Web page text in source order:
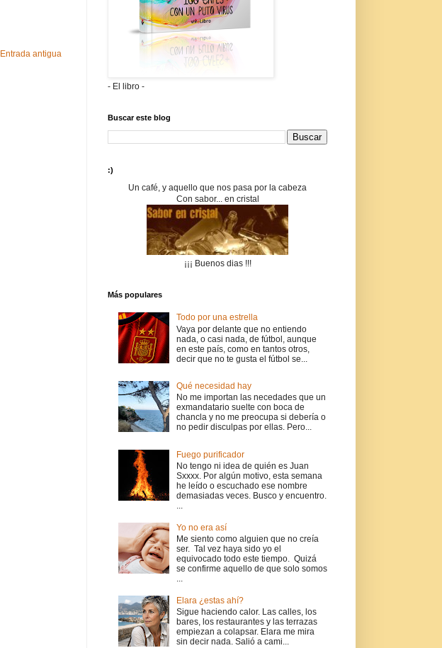
Entrada antigua
- El libro -
Buscar este blog
:)
Un café, y aquello que nos pasa por la cabeza
Con sabor... en cristal
¡¡¡ Buenos dias !!!
Más populares
Todo por una estrella
Vaya por delante que no entiendo
nada, o casi nada, de fútbol, aunque
en este país, como en tantos otros,
decir que no te gusta el fútbol se...
Qué necesidad hay
No me importan las necedades que un
exmandatario suelte con boca de
chancla y no me preocupa si debería o
no pedir disculpas por ellas. Pero...
Fuego purificador
No tengo ni idea de quién es Juan
Sxxxx. Por algún motivo, esta semana
he leído o escuchado ese nombre
demasiadas veces. Busco y encuentro.
...
Yo no era así
Me siento como alguien que no creía
ser. Tal vez haya sido yo el
equivocado todo este tiempo. Quizá
se confirme aquello de que solo somos
...
Elara ¿estas ahí?
Sigue haciendo calor. Las calles, los
bares, los restaurantes y las terrazas
empiezan a colapsar. Elara me mira
sin decir nada. Salió a cami...